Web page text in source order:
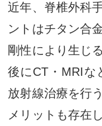
近年、脊椎外科
ントはチタン合
剛性により生じ
後にCT・MRIな
放射線治療を行
メリットも存在